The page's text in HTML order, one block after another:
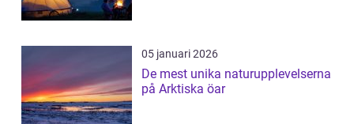
05 januari 2026
De mest unika naturupplevelserna
på Arktiska öar